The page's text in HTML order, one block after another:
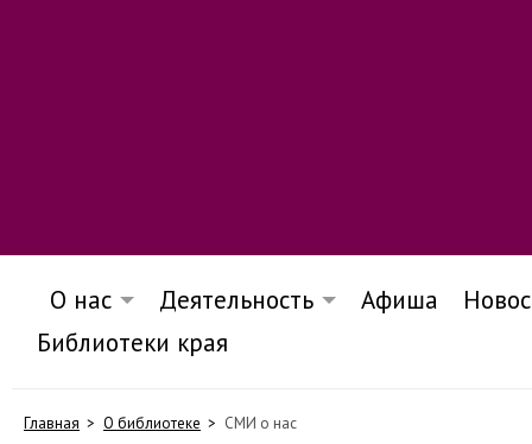
О нас Деятельность Афиша
Библиотеки края
Главная О библиотеке СМИ о нас